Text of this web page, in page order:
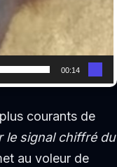
00:14
courants de
le signal chiffré du
au voleur de